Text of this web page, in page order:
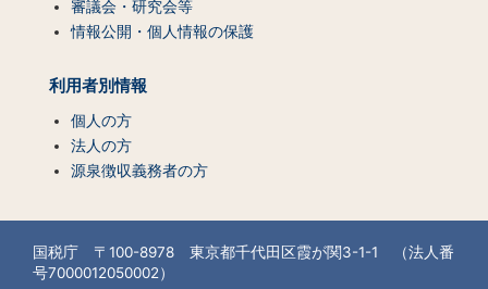
審議会・研究会等
情報公開・個人情報の保護
利用者別情報
個人の方
法人の方
源泉徴収義務者の方
国税庁 〒100-8978 東京都千代田区霞が関3-1-1 （法人番
号7000012050002）